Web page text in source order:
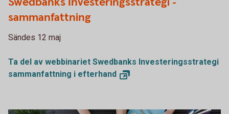
sammanfattning
Sändes 12 maj
Ta del av webbinariet Swedbanks Investeringsstrategi
sammanfattning i efterhand